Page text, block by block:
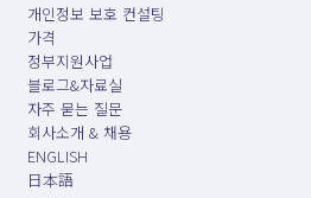
개인정보 보호 컨설팅
가격
정부지원사업
블로그&자료실
자주 묻는 질문
회사소개 & 채용
ENGLISH
日本語